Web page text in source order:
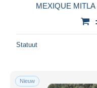
MEXIQUE
Statuut
Nieuw